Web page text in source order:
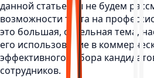
данной статье мы не будем
возможности теста на
это большая, отдельная тема,
его использование в
эффективного отбора
сотрудников.